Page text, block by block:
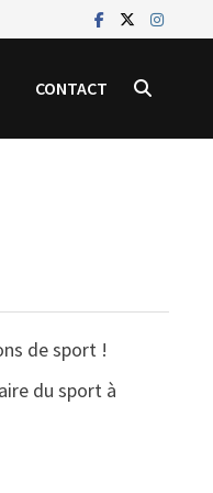
CONTACT
de sport !
du sport à